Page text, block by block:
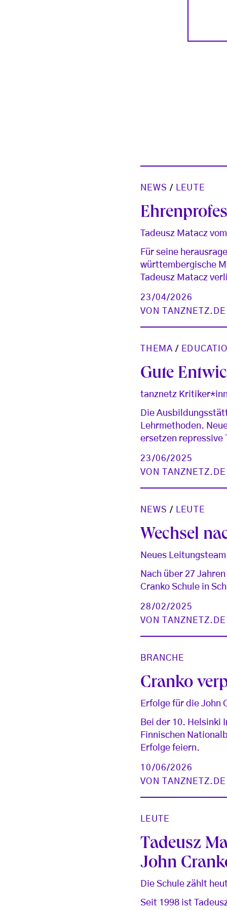
NEWS / LEUTE
Tadeusz Matacz
Für seine
württembergische
Tadeusz Matacz
23/04/2026
VON
THEMA /
Gute
tanznetz
Die
Lehrmethoden.
ersetzen repressive
23/06/2025
VON
NEWS / LEUTE
Wechsel
Neues
Nach über 27
Cranko Schule in
28/02/2025
VON
BRANCHE
Cranko
Erfolge für die John
Bei der 10. Helsinki
Finnischen
Erfolge feiern.
10/06/2026
VON
LEUTE
Tadeusz
John
Die Schule zählt
Seit 1998 ist